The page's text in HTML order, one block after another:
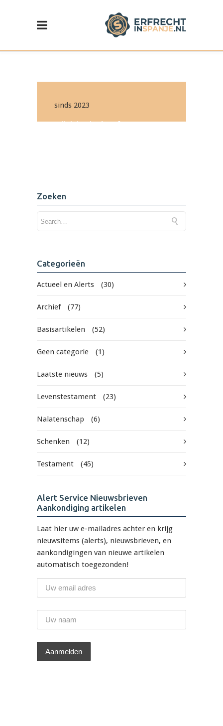
sinds 2023
Wijziging in de erf- en
Zoeken
Categorieën
Actueel en Alerts (30)
Archief (77)
Basisartikelen (52)
Geen categorie (1)
Laatste nieuws (5)
Levenstestament (23)
Nalatenschap (6)
Schenken (12)
Testament (45)
Alert Service Nieuwsbrieven
Aankondiging artikelen
Laat hier uw e-mailadres achter en krijg
nieuwsitems (alerts), nieuwsbrieven, en
aankondigingen van nieuwe artikelen
automatisch toegezonden!